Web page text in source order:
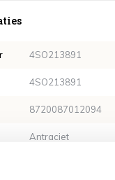
4SO213891
4SO213891
8720087012094
Antraciet